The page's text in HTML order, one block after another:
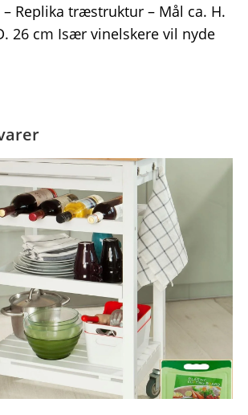
Replika træstruktur – Mål ca. H.
26 cm Især vinelskere vil nyde